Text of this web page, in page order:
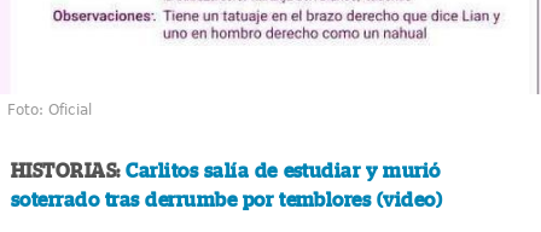
Foto: Oficial
HISTORIAS:Carlitos salía de estudiar y murió
soterrado tras derrumbe por temblores (video)